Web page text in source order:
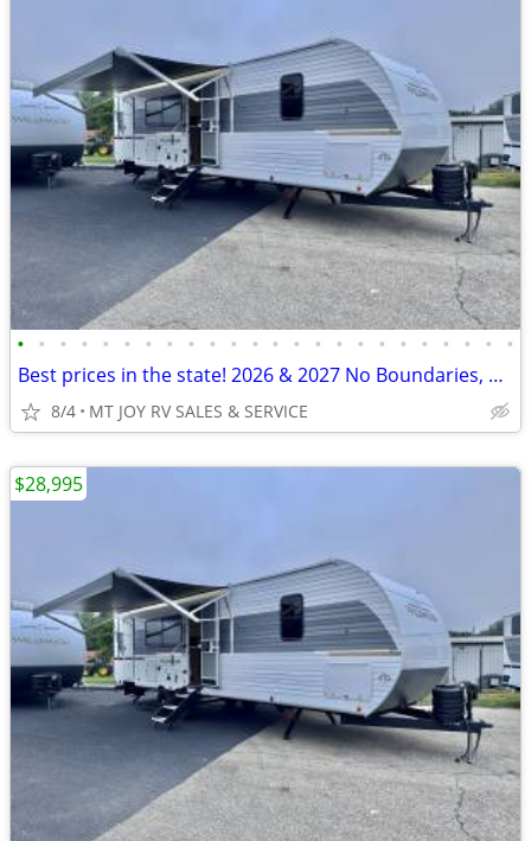
• • • • • • • • • • • • • • • • • • • • • • • •
Best prices in the state! 2026 & 2027 No Boundaries, R-Pod & Wildwood
8/4 MT JOY RV SALES & SERVICE
$28,995